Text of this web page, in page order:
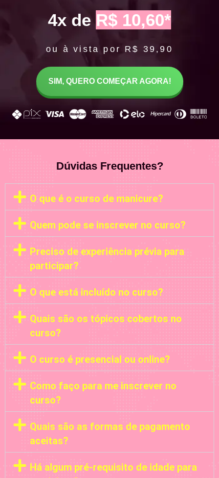
4x de R$ 10,60*
ou à vista por R$ 39,90
SIM, QUERO COMEÇAR AGORA!
Dúvidas Frequentes?
O que é o curso de manicure?
Quem pode se inscrever no curso?
Preciso de experiência prévia para
participar?
O que está incluído no curso?
Quais são os tópicos cobertos no
curso?
O curso é presencial ou online?
Como faço para me inscrever no
curso?
Quais são as formas de pagamento
aceitas?
Há algum pré-requisito de idade para